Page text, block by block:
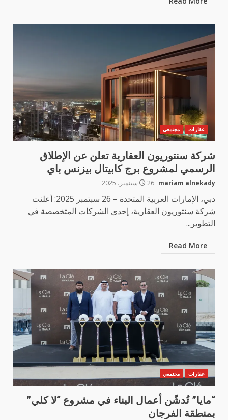
عقارات مجتمعي
شركة سنتوريون العقارية تعلن عن الإطلاق
الرسمي لمشروع برج كابيتال بيزنس باي
mariam alnekady 26 سبتمبر، 2025
دبي، الإمارات العربية المتحدة – 26 سبتمبر 2025: أعلنت
شركة سنتوريون العقارية، إحدى الشركات المتخصصة في
التطوير...
Read More
عقارات مجتمعي
“مايا” تُدشّن أعمال البناء في مشروع “لا كلي”
بمنطقة الفرجان